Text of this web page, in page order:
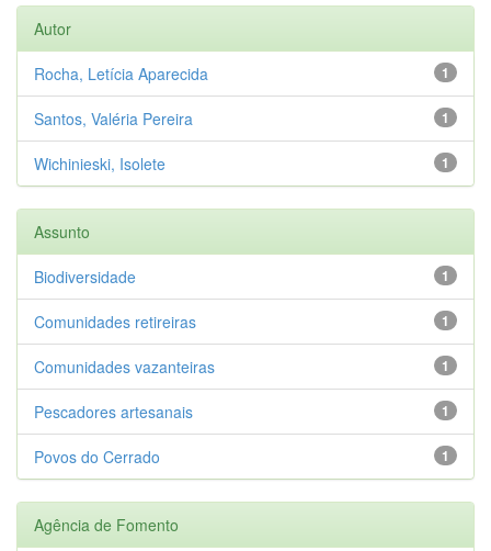
Autor
1
Rocha, Letícia Aparecida
1
Santos, Valéria Pereira
1
Wichinieski, Isolete
Assunto
1
Biodiversidade
1
Comunidades retireiras
1
Comunidades vazanteiras
1
Pescadores artesanais
1
Povos do Cerrado
Agência de Fomento